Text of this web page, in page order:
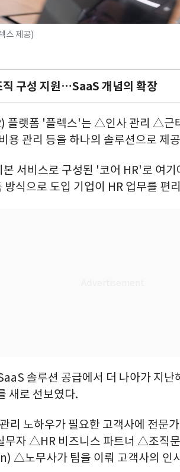
스 제공)
직 구성 지원…SaaS 개념의 확장
플랫폼 '플렉스'는 △인사 관리 △
관리 등을 하나의 솔루션으로 제
서비스로 구성된 '코어 HR'로 여
방식으로 도입 기업이 HR 업무를 편
솔루션 공급에서 더 나아가 지
새로 선보였다.
리 노하우가 필요한 고객사에 전문
무자 △HR 비즈니스 파트너 △조직
노무사가 팀을 이뤄 고객사의 인